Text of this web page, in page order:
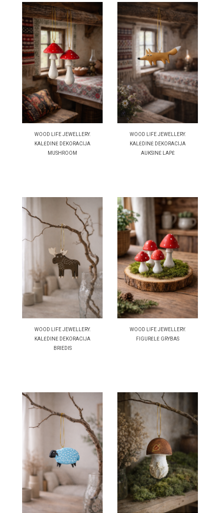
WOOD LIFE JEWELLERY.
KALĖDINĖ DEKORACIJA
MUSHROOM
WOOD LIFE JEWELLERY.
KALĖDINĖ DEKORACIJA
AUKSINĖ LAPĖ
WOOD LIFE JEWELLERY.
KALĖDINĖ DEKORACIJA
BRIEDIS
WOOD LIFE JEWELLERY.
FIGURĖLĖ GRYBAS